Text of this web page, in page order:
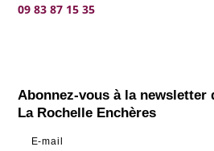
09 83 87 15 35
Abonnez-vous à la newsletter
La Rochelle Enchères